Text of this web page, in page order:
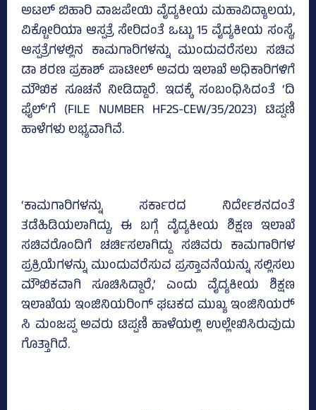
ಅಟಲ್‌ ಬಿಹಾರಿ ವಾಜಪೇಯಿ ವೈದ್ಯಕೀಯ ಮಹಾವಿದ್ಯಾಲಯ,
ವಿಕ್ಟೋರಿಯಾ ಆಸ್ಪತ್ರೆ ಸೇರಿದಂತೆ ಒಟ್ಟು 15 ವೈದ್ಯಕೀಯ ಸಂಸ್ಥೆ,
ಆಸ್ಪತ್ರೆಗಳಲ್ಲಿನ ಕಾಮಗಾರಿಗಳನ್ನು ಮುಂದುವರೆಸಲು ಸಚಿವ
ಡಾ ಶರಣ ಪ್ರಕಾಶ್‌ ಪಾಟೀಲ್‌ ಅವರು ಇಲಾಖೆ ಅಧಿಕಾರಿಗಳಿಗೆ
ಮೌಖಿಕ ಸೂಚನೆ ನೀಡಿದ್ದಾರೆ. ಇದಕ್ಕೆ ಸಂಬಂಧಿಸಿದಂತೆ ‘ದಿ
ಫೈಲ್‌’ಗೆ (FILE NUMBER HF2S-CEW/35/2023) ಟಿಪ್ಪಣಿ
ಹಾಳೆಗಳು ಲಭ್ಯವಾಗಿವೆ.
‘ಕಾಮಗಾರಿಗಳನ್ನು ಸರ್ಕಾರದ ನಿರ್ದೇಶನದಂತೆ
ತಡೆಹಿಡಿಯಲಾಗಿದ್ದು, ಈ ಬಗ್ಗೆ ವೈದ್ಯಕೀಯ ಶಿಕ್ಷಣ ಇಲಾಖೆ
ಸಚಿವರೊಂದಿಗೆ ಚರ್ಚಿಸಲಾಗಿದ್ದು ಸಚಿವರು ಕಾಮಗಾರಿಗಳ
ಪ್ರಕ್ರಿಯೆಗಳನ್ನು ಮುಂದುವರೆಸುವ ಪ್ರಸ್ತಾವನೆಯನ್ನು ಸಲ್ಲಿಸಲು
ಮೌಖಿಕವಾಗಿ ಸೂಚಿಸಿದ್ದಾರೆ,’ ಎಂದು ವೈದ್ಯಕೀಯ ಶಿಕ್ಷಣ
ಇಲಾಖೆಯ ಇಂಜಿನಿಯರಿಂಗ್‌ ಘಟಕದ ಮುಖ್ಯ ಇಂಜಿನಿಯರ್‍‌
ಸಿ ಮಂಜಪ್ಪ ಅವರು ಟಿಪ್ಪಣಿ ಹಾಳೆಯಲ್ಲಿ ಉಲ್ಲೇಖಿಸಿರುವುದು
ಗೊತ್ತಾಗಿದೆ.